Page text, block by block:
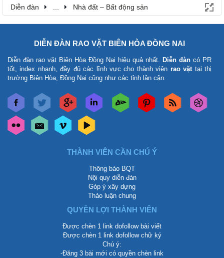
Diễn đàn ... Nhà đất – Bất động sản
DIỄN ĐÀN RAO VẶT BIÊN HÒA ĐỒNG NAI
Diễn đàn rao vặt Biên Hòa Đồng Nai hiệu quả nhất. Diễn đàn có PR
tốt, index nhanh, đầy đủ các lĩnh vực cho thành viên rao vặttại thị
trường Biên Hòa, Đồng Nai cũng như các tỉnh lân cận.
THÀNH VIÊN CẦN CHÚ Ý
Thông báo BQT
Nội quy diễn đàn
Góp ý xây dựng
Thảo luận chung
QUYỀN LỢI THÀNH VIÊN
Được chèn 1 link dofollow bài viết
Được chèn 1 link dofollow chữ ký
Chú ý:
-Đăng 3 bài mới có quyền chèn link